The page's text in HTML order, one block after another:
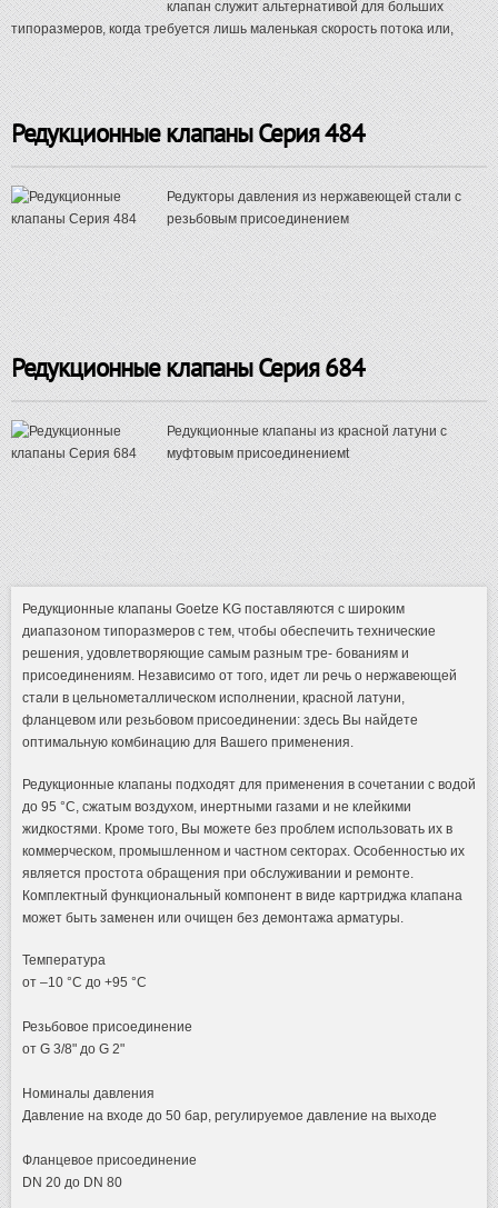
клапан служит альтернативой для больших
типоразмеров, когда требуется лишь маленькая скорость потока или,
Редукционные клапаны Серия 484
Редукторы давления из нержавеющей стали с
резьбовым присоединением
Редукционные клапаны Серия 684
Редукционные клапаны из красной латуни с
муфтовым присоединениемt
Редукционные клапаны Goetze KG поставляются с широким
диапазоном типоразмеров с тем, чтобы обеспечить технические
решения, удовлетворяющие самым разным тре- бованиям и
присоединениям. Независимо от того, идет ли речь о нержавеющей
стали в цельнометаллическом исполнении, красной латуни,
фланцевом или резьбовом присоединении: здесь Вы найдете
оптимальную комбинацию для Вашего применения.
Редукционные клапаны подходят для применения в сочетании с водой
до 95 °C, сжатым воздухом, инертными газами и не клейкими
жидкостями. Кроме того, Вы можете без проблем использовать их в
коммерческом, промышленном и частном секторах. Особенностью их
является простота обращения при обслуживании и ремонте.
Комплектный функциональный компонент в виде картриджа клапана
может быть заменен или очищен без демонтажа арматуры.
Температура
от –10 °C до +95 °C
Резьбовое присоединение
от G 3/8" до G 2"
Номиналы давления
Давление на входе до 50 бар, регулируемое давление на выходе
Фланцевое присоединение
DN 20 до DN 80